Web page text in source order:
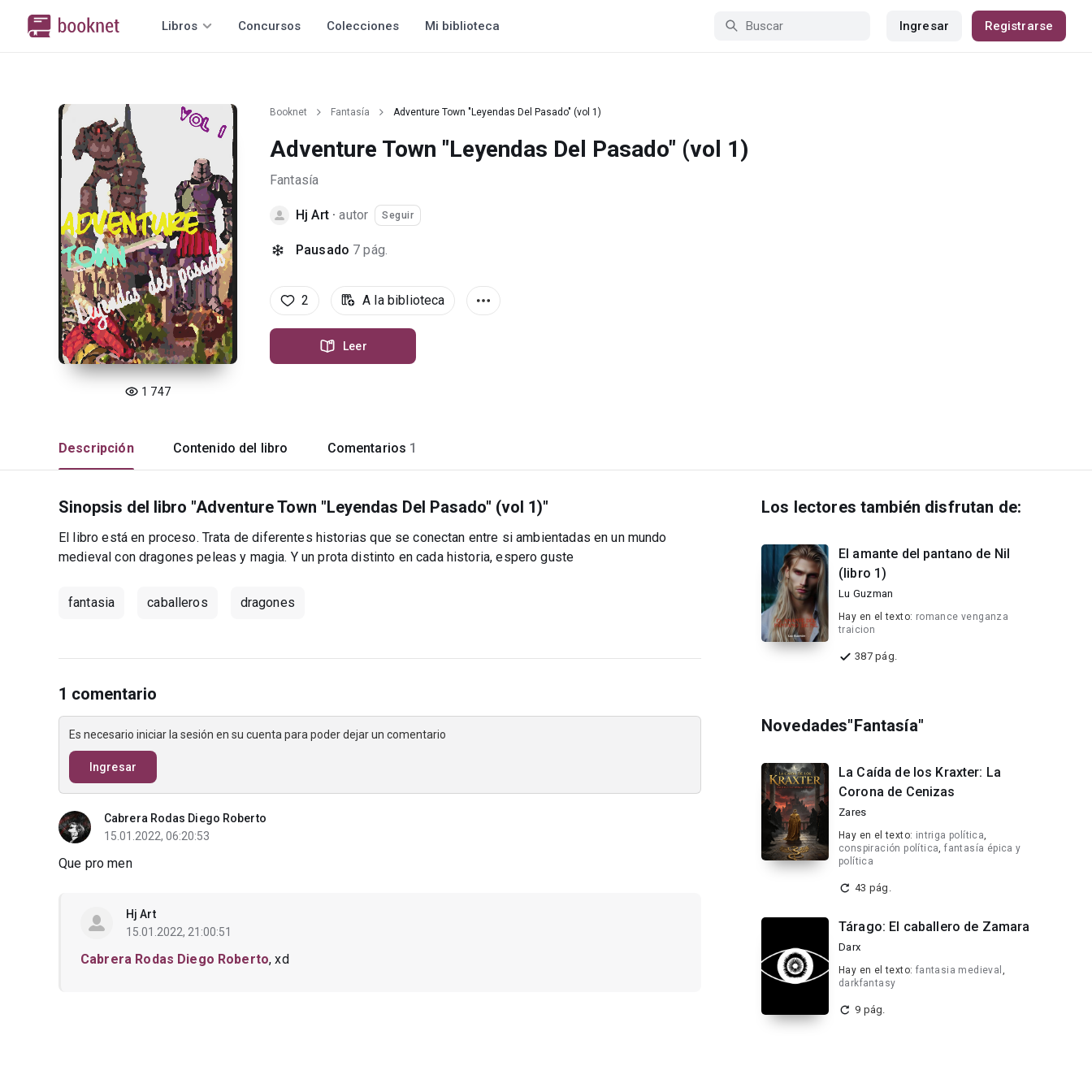
Libros Concursos Colecciones Mi biblioteca Ingresar Registrarse
1 747
Booknet Fantasía Adventure Town "Leyendas Del Pasado" (vol 1)
Adventure Town "Leyendas Del Pasado" (vol 1)
Fantasía
Hj Art ·autor Seguir
Pausado 7 pág.
2 A la biblioteca
Leer
Descripción Contenido del libro Comentarios 1
Sinopsis del libro "Adventure Town "Leyendas Del Pasado" (vol 1)"
El libro está en proceso. Trata de diferentes historias que se conectan entre si ambientadas en un mundo
medieval con dragones peleas y magia. Y un prota distinto en cada historia, espero guste
fantasia caballeros dragones
1 comentario
Es necesario iniciar la sesión en su cuenta para poder dejar un comentario
Ingresar
Cabrera Rodas Diego Roberto
15.01.2022, 06:20:53
Que pro men
Hj Art
15.01.2022, 21:00:51
Cabrera Rodas Diego Roberto, xd
Los lectores también disfrutan de:
El amante del pantano de Nil
(libro 1)
Lu Guzman
Hay en el texto: romance venganza
traicion
387 pág.
Novedades"Fantasía"
La Caída de los Kraxter: La
Corona de Cenizas
Zares
Hay en el texto: intriga política,
conspiración política,fantasía épica y
política
43 pág.
Tárago: El caballero de Zamara
Darx
Hay en el texto: fantasia medieval ,
darkfantasy
9 pág.